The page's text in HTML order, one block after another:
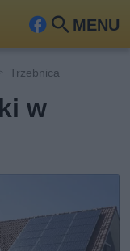
MENU
Fa
ook
Szu
Trzebnica
w